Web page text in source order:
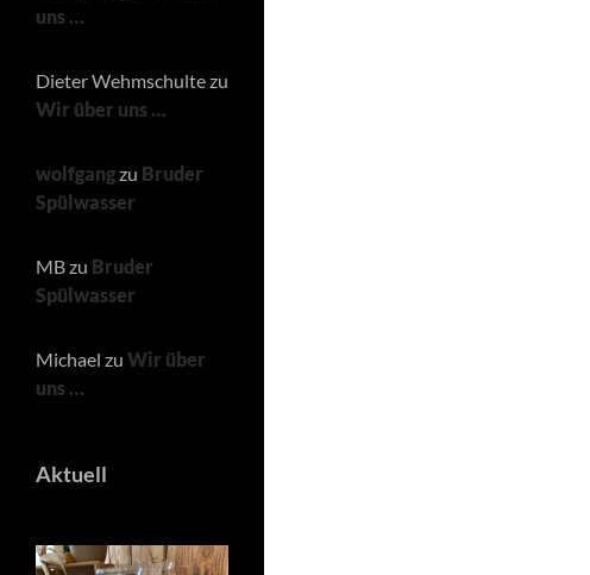
uns …
Dieter Wehmschultezu
Wir über uns …
wolfgangzu Bruder
Spülwasser
MBzu Bruder
Spülwasser
Michael zu Wir über
uns …
Aktuell